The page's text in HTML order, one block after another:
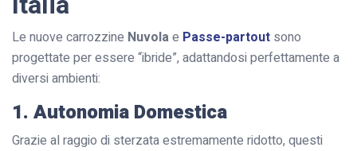
Le nuove carrozzine Nuvolae Passe-partout sono
progettate per essere “ibride”, adattandosi perfettamente a
diversi ambienti:
1. Autonomia Domestica
Grazie al raggio di sterzata estremamente ridotto, questi